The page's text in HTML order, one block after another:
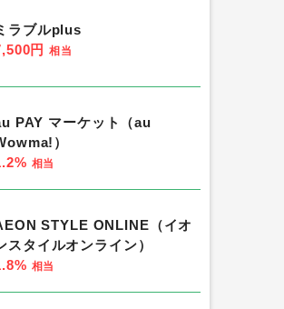
ラブルplus
円 相当
PAY マーケット（au
）
相当
STYLE ONLINE（イオ
スタイルオンライン）
相当